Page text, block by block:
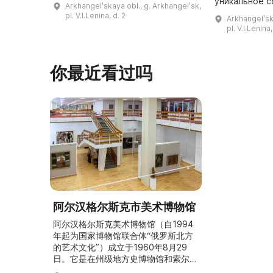
области. За это время было
собрано около 5 тысяч
Arkhangelʹskaya obl., g. Arkhangelʹsk,
pl. V.I.Lenina, d. 2
Здесь можно
pl.
你最近看过吗
阿尔汉格尔斯克市美术博物馆
阿尔汉格尔斯克美术博物馆（自1994
年起为国家博物馆联合体“俄罗斯北方
的艺术文化”）成立于1960年8月29
日。它是在州级地方史博物馆和索尔维
奇格河历史艺术博物馆的艺术收藏基础